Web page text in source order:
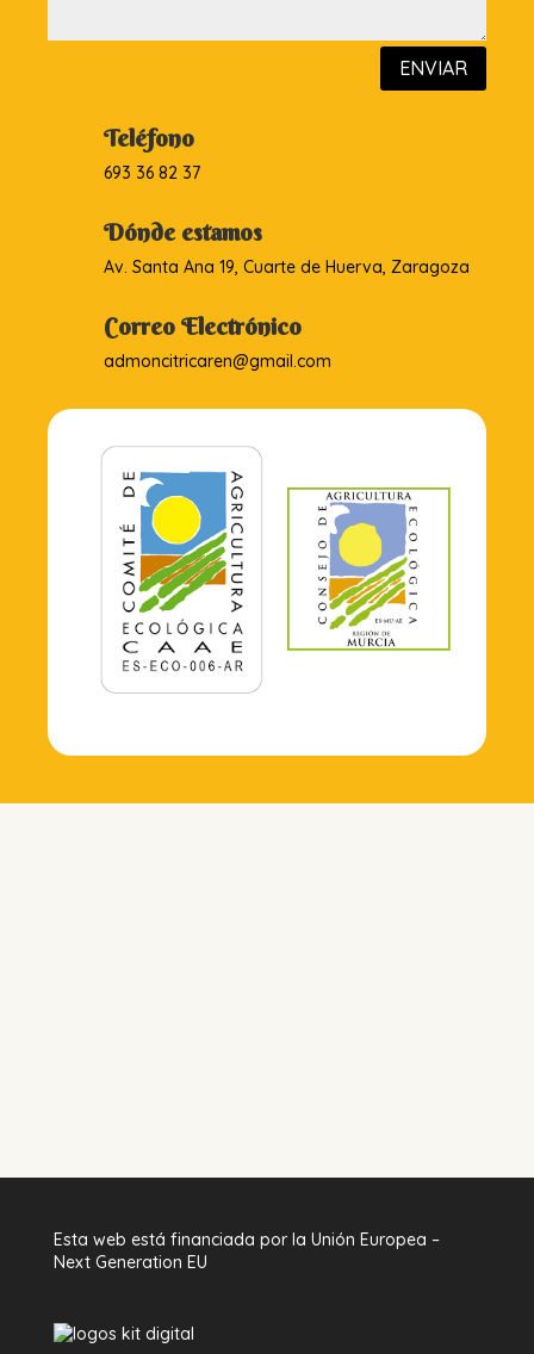
ENVIAR
Teléfono
693 36 82 37
Dónde estamos
Av. Santa Ana 19, Cuarte de Huerva, Zaragoza
Correo Electrónico
admoncitricaren@gmail.com
Esta web está financiada por la Unión Europea –
Next Generation EU